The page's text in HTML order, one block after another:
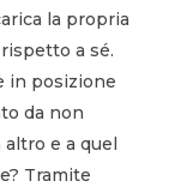
la propria
a sé.
in posizione
da non
e a quel
Tramite